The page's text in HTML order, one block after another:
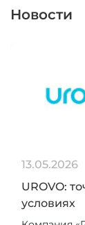
Новости
13.05.2026
UROVO:
условиях